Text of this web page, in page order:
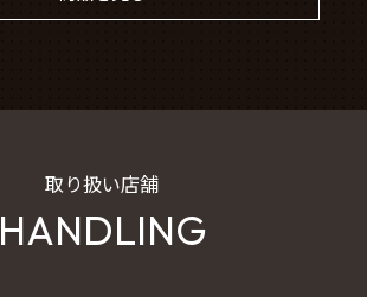
取り扱い店舗
HANDLING